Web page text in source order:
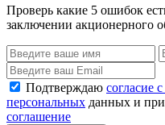
Проверь какие 5 ошибок
заключении акционерного
Подтверждаю согласие
персональных данных и
соглашение